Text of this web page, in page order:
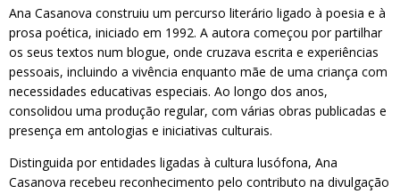
Ana Casanova construiu um percurso literário ligado à poesia e à
prosa poética, iniciado em 1992. A autora começou por partilhar
os seus textos num blogue, onde cruzava escrita e experiências
pessoais, incluindo a vivência enquanto mãe de uma criança com
necessidades educativas especiais. Ao longo dos anos,
consolidou uma produção regular, com várias obras publicadas e
presença em antologias e iniciativas culturais.
Distinguida por entidades ligadas à cultura lusófona, Ana
Casanova recebeu reconhecimento pelo contributo na divulgação